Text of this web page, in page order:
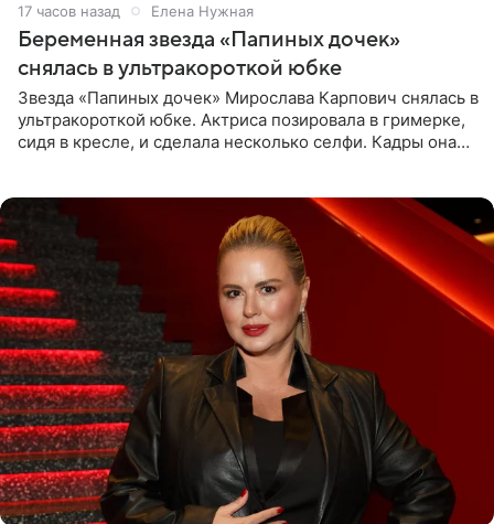
17 часов назад Елена Нужная
Беременная звезда «Папиных дочек»
снялась в ультракороткой юбке
Звезда «Папиных дочек» Мирослава Карпович снялась в
ультракороткой юбке. Актриса позировала в гримерке,
сидя в кресле, и сделала несколько селфи. Кадры она